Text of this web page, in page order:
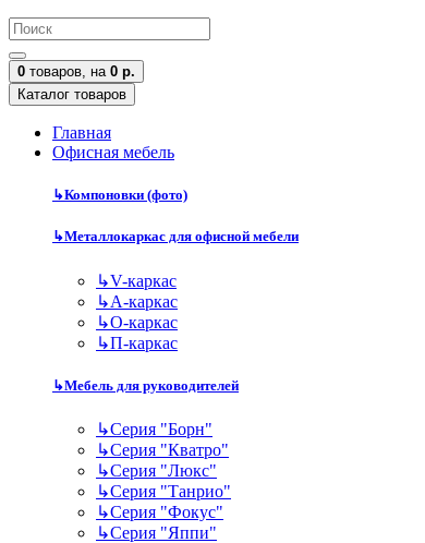
0 товаров, на 0 р.
Каталог товаров
Главная
Офисная мебель
↳Компоновки (фото)
↳Металлокаркас для офисной мебели
↳V-каркас
↳А-каркас
↳О-каркас
↳П-каркас
↳Мебель для руководителей
↳Серия "Борн"
↳Серия "Кватро"
↳Серия "Люкс"
↳Серия "Танрио"
↳Серия "Фокус"
↳Серия "Яппи"